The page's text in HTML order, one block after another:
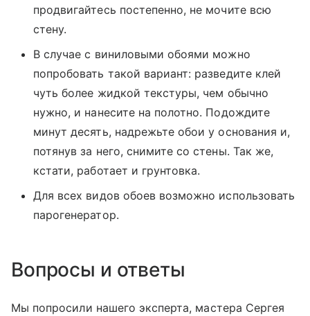
продвигайтесь постепенно, не мочите всю
стену.
В случае с виниловыми обоями можно
попробовать такой вариант: разведите клей
чуть более жидкой текстуры, чем обычно
нужно, и нанесите на полотно. Подождите
минут десять, надрежьте обои у основания и,
потянув за него, снимите со стены. Так же,
кстати, работает и грунтовка.
Для всех видов обоев возможно использовать
парогенератор.
Вопросы и ответы
Мы попросили нашего эксперта, мастера Сергея